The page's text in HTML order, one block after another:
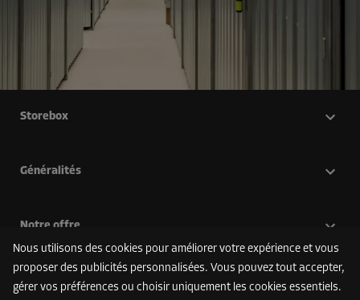
Nous utilisons des cookies pour améliorer votre expérience et vous
proposer des publicités personnalisées. Vous pouvez tout accepter,
gérer vos préférences ou choisir uniquement les cookies essentiels.
Storebox
Généralités
Notre offre
Régions